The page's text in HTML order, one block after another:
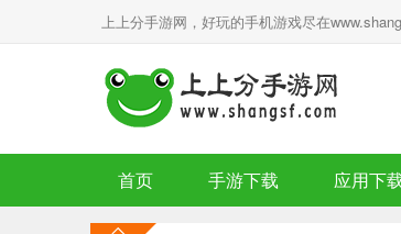
上上分手游网，好玩的手机游戏尽在
首页 手游下载 应用下